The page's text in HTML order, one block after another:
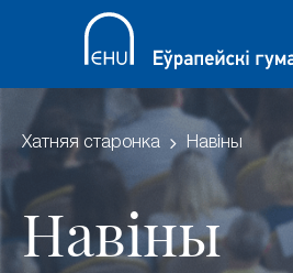
Хатняя старонка Навіны
Навіны